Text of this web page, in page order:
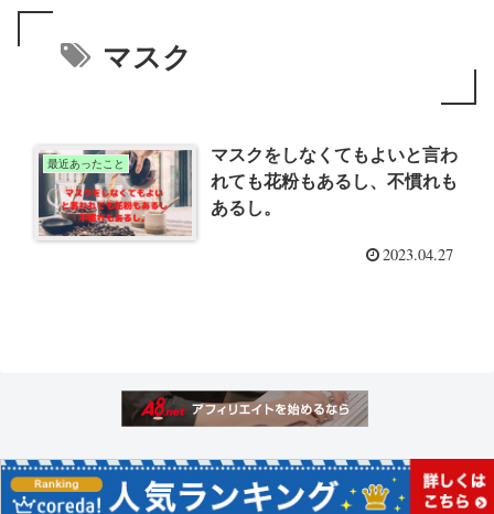
マスク
最近あったこと
マスクをしなくてもよいと言わ
れても花粉もあるし、不慣れも
あるし。
2023.04.27